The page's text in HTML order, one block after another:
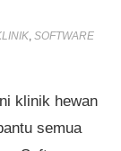
, SOFTWARE
klinik hewan
semua